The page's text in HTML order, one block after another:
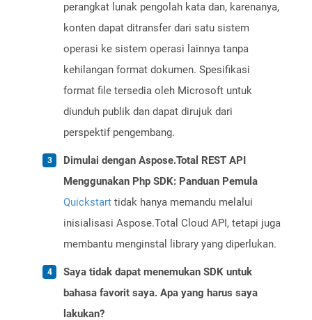
perangkat lunak pengolah kata dan, karenanya,
konten dapat ditransfer dari satu sistem
operasi ke sistem operasi lainnya tanpa
kehilangan format dokumen. Spesifikasi
format file tersedia oleh Microsoft untuk
diunduh publik dan dapat dirujuk dari
perspektif pengembang.
Dimulai dengan Aspose.Total REST API
Menggunakan Php SDK: Panduan Pemula
Quickstart tidak hanya memandu melalui
inisialisasi Aspose.Total Cloud API, tetapi juga
membantu menginstal library yang diperlukan.
Saya tidak dapat menemukan SDK untuk
bahasa favorit saya. Apa yang harus saya
lakukan?